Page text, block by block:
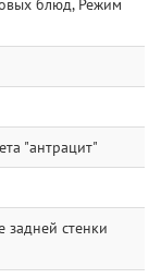
"антрацит"
стенки